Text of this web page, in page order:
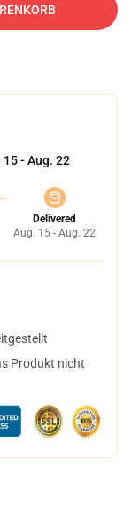
15 - Aug. 22
Delivered
Aug. 15 - Aug. 22
Produkt nicht